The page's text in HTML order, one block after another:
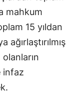
mahkum
15 yıldan
infaz